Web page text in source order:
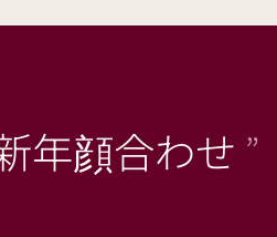
年顔合わせ